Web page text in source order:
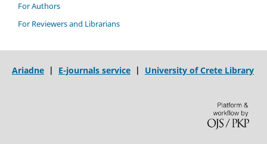
For Authors
For Reviewers and Librarians
Ariadne| E-journals service| University of Crete Library